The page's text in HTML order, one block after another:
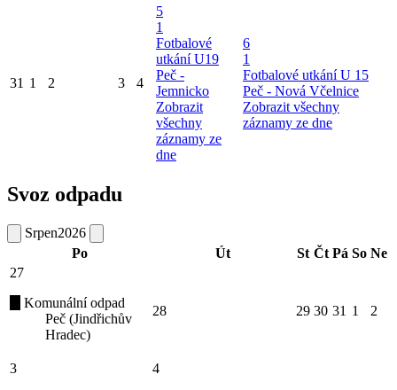
31 1 2 3 4
5
1
Fotbalové
utkání U19
Peč -
Jemnicko
Zobrazit
všechny
záznamy ze
dne
6
1
Fotbalové utkání U 15
Peč - Nová Včelnice
Zobrazit všechny
záznamy ze dne
Svoz odpadu
Srpen2026
Po
Út St Čt Pá So Ne
27
Komunální odpad
Peč (Jindřichův
Hradec)
28 29 30 31 1 2
3
4